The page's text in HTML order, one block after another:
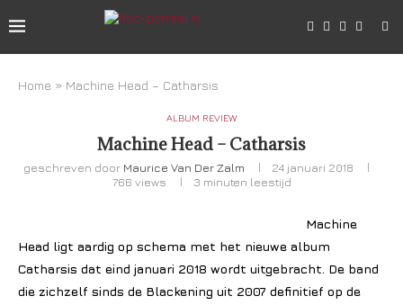
Home » Machine Head – Catharsis
ALBUM REVIEW
Machine Head – Catharsis
geschreven door Maurice Van Der Zalm
24 januari 2018
766 views 3 minuten leestijd
Machine
Head ligt aardig op schema met het nieuwe album
Catharsis dat eind januari 2018 wordt uitgebracht. De band
die zichzelf sinds de Blackening uit 2007 definitief op de